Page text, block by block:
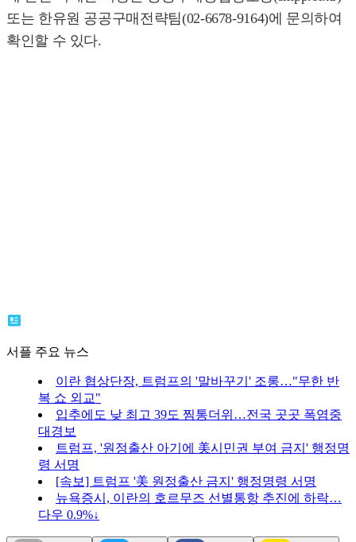
또는 한유원 공공구매전략팀(02-6678-9164)에 문의하여
확인할 수 있다.
서플 주요 뉴스
이란 협상단장, 트럼프의 '말바꾸기' 조롱…"무한 반
복 쇼 외교"
입추에도 낮 최고 39도 찜통더위…전국 곳곳 폭염중
대경보
트럼프, '원정출산 아기에 美시민권 부여 금지' 행정명
령 서명
[속보] 트럼프 '美 원정출산 금지' 행정명령 서명
뉴욕증시, 이란의 호르무즈 선별통항 추진에 하락…
다우 0.9%↓